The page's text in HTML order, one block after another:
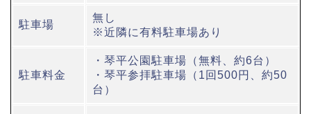
駐車場
無し
※近隣に有料駐車場あり
駐車料金
・琴平公園駐車場（無料、約6台）
・琴平参拝駐車場（1回500円、約50
台）